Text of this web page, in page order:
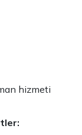
hizmeti